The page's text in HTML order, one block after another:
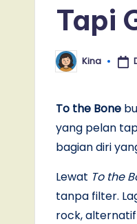
Tapi
Posted
by
Kina
To the Bone
yang pelan
bagian diri
Lewat To the
tanpa filter.
rock,